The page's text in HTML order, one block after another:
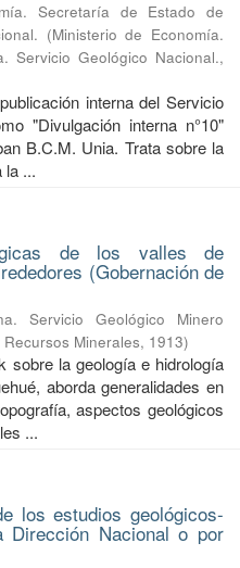
Secretaría de Estado de
(Ministerio de Economía.
Servicio Geológico Nacional.,
interna del Servicio
"Divulgación interna n°10"
B.C.M. Unia. Trata sobre la
la ...
de los valles de
(Gobernación de
Servicio Geológico Minero
Minerales, 1913)
sobre la geología e hidrología
aborda generalidades en
aspectos geológicos
...
los estudios geológicos-
Nacional o por